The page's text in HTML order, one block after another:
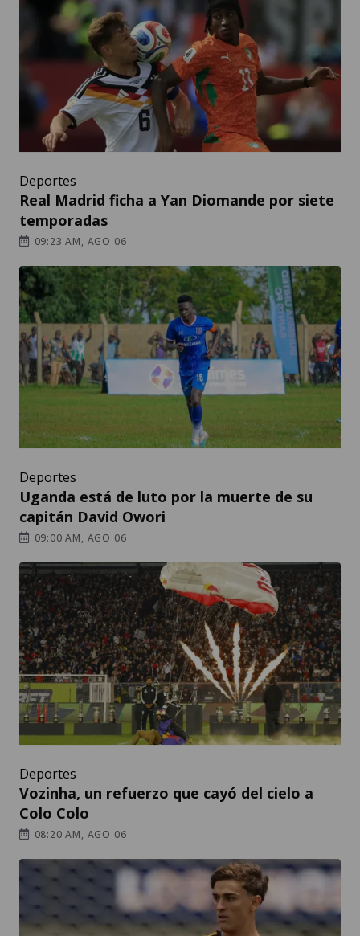
Deportes
Real Madrid ficha a Yan Diomande por siete
temporadas
09:23 AM, AGO 06
Deportes
Uganda está de luto por la muerte de su
capitán David Owori
09:00 AM, AGO 06
Deportes
Vozinha, un refuerzo que cayó del cielo a
Colo Colo
08:20 AM, AGO 06